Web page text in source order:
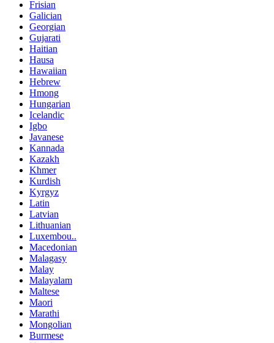
Frisian
Galician
Georgian
Gujarati
Haitian
Hausa
Hawaiian
Hebrew
Hmong
Hungarian
Icelandic
Igbo
Javanese
Kannada
Kazakh
Khmer
Kurdish
Kyrgyz
Latin
Latvian
Lithuanian
Luxembou..
Macedonian
Malagasy
Malay
Malayalam
Maltese
Maori
Marathi
Mongolian
Burmese